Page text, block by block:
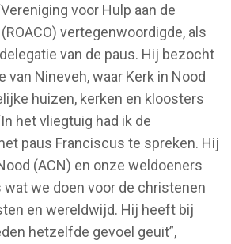
voor Hulp aan de
vertegenwoordigde, als
van de paus. Hij bezocht
van Nineveh, waar Kerk in Nood
huizen, kerken en kloosters
het vliegtuig had ik de
paus Franciscus te spreken. Hij
(ACN) en onze weldoeners
wat we doen voor de christenen
en wereldwijd. Hij heeft bij
hetzelfde gevoel geuit”,